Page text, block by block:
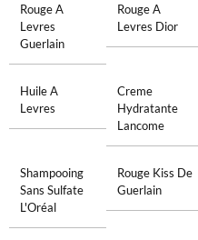
Rouge A
Levres
Guerlain
Rouge A
Levres Dior
Huile A
Levres
Creme
Hydratante
Lancome
Shampooing
Sans Sulfate
L'Oréal
Rouge Kiss De
Guerlain